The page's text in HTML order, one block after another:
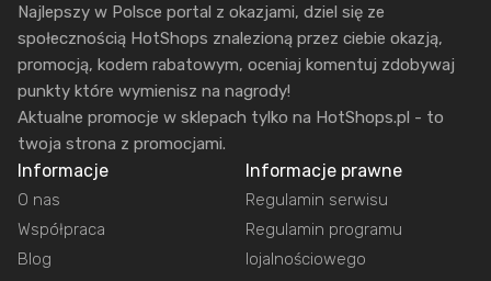
Najlepszy w Polsce portal z okazjami, dziel się ze
społecznością HotShops znalezioną przez ciebie okazją,
promocją, kodem rabatowym, oceniaj komentuj zdobywaj
punkty które wymienisz na nagrody!
Aktualne promocje w sklepach tylko na HotShops.pl - to
twoja strona z promocjami.
Informacje
O nas
Współpraca
Blog
Informacje prawne
Regulamin serwisu
Regulamin programu
lojalnościowego